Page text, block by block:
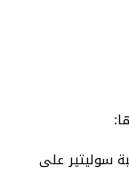
سوليتير على